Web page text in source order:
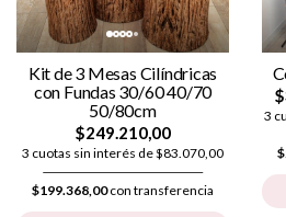
Kit de 3 Mesas Cilíndricas
con Fundas 30/60 40/70
50/80cm
$249.210,00
3 cuotas sin interés de $83.070,00
$199.368,00con transferencia
3